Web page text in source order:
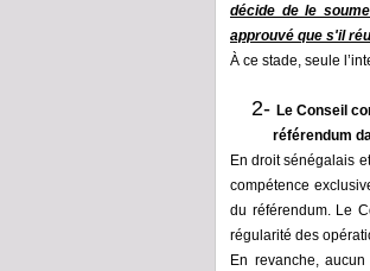
décide de le
approuvé que s'il
À ce stade, seule
2- Le Conseil
référendum
En droit sénégalais
compétence exclusiv
du référendum. Le
régularité des
En revanche,